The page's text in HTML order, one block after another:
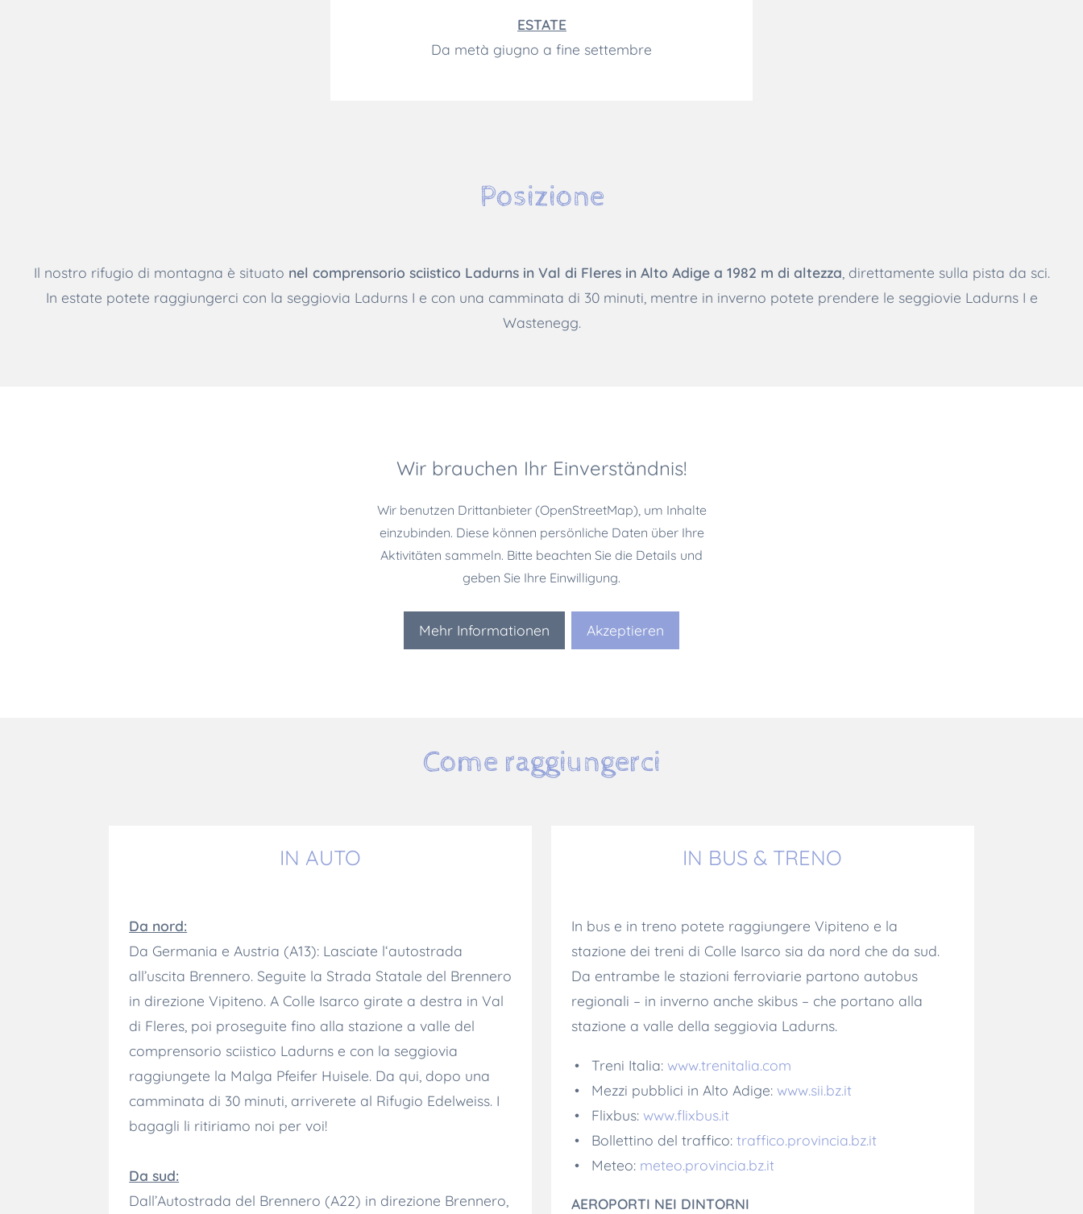
ESTATE
Da metà giugno a fine settembre
Posizione
Il nostro rifugio di montagna è situato nel comprensorio sciistico Ladurns in Val di Fleres in Alto Adige a 1982 m di altezza , direttamente sulla pista da sci.
In estate potete raggiungerci con la seggiovia Ladurns I e con una camminata di 30 minuti, mentre in inverno potete prendere le seggiovie Ladurns I e
Wastenegg.
Wir brauchen Ihr Einverständnis!
Wir benutzen Drittanbieter (OpenStreetMap), um Inhalte
einzubinden. Diese können persönliche Daten über Ihre
Aktivitäten sammeln. Bitte beachten Sie die Details und
geben Sie Ihre Einwilligung.
Mehr Informationen Akzeptieren
Come raggiungerci
IN AUTO
Da nord:
Da Germania e Austria (A13): Lasciate l‘autostrada
all’uscita Brennero. Seguite la Strada Statale del Brennero
in direzione Vipiteno. A Colle Isarco girate a destra in Val
di Fleres, poi proseguite fino alla stazione a valle del
comprensorio sciistico Ladurns e con la seggiovia
raggiungete la Malga Pfeifer Huisele. Da qui, dopo una
camminata di 30 minuti, arriverete al Rifugio Edelweiss. I
bagagli li ritiriamo noi per voi!
Da sud:
Dall’Autostrada del Brennero (A22) in direzione Brennero,
IN BUS & TRENO
In bus e in treno potete raggiungere Vipiteno e la
stazione dei treni di Colle Isarco sia da nord che da sud.
Da entrambe le stazioni ferroviarie partono autobus
regionali – in inverno anche skibus – che portano alla
stazione a valle della seggiovia Ladurns.
Treni Italia: www.trenitalia.com
Mezzi pubblici in Alto Adige: www.sii.bz.it
Flixbus: www.flixbus.it
Bollettino del traffico: traffico.provincia.bz.it
Meteo: meteo.provincia.bz.it
AEROPORTI NEI DINTORNI